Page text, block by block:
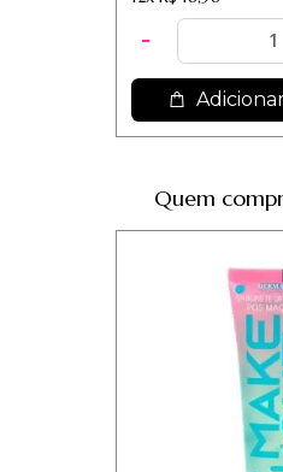
Quem